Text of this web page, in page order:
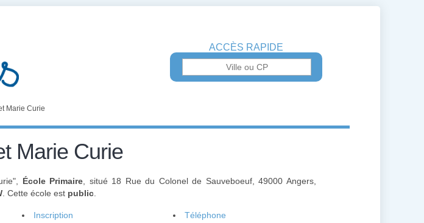
ACCÈS RAPIDE
Marie Curie
Marie Curie
École Primaire , situé 18 Rue du Colonel de Sauveboeuf, 49000 Angers,
. Cette école est public
Inscription Téléphone